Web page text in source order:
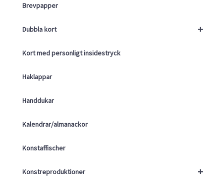
Brevpapper
+
Dubbla kort
Kort med personligt insidestryck
Haklappar
Handdukar
Kalendrar/almanackor
Konstaffischer
+
Konstreproduktioner